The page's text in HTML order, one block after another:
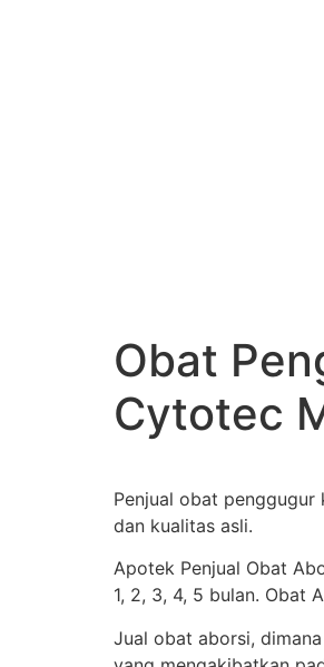
Obat
Cytotec
Penjual obat
dan kualitas asli.
Apotek Penjual Obat
1, 2, 3, 4, 5 bulan. Obat
Jual obat aborsi,